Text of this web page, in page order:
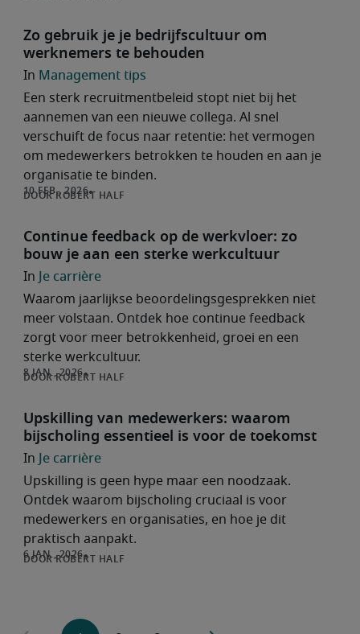
Zo gebruik je je bedrijfscultuur om
werknemers te behouden
Een sterk recruitmentbeleid stopt niet bij het
aannemen van een nieuwe collega. Al snel
verschuift de focus naar retentie: het vermogen
om medewerkers betrokken te houden en aan je
organisatie te binden.
Management tips
ROBERT HALF
Continue feedback op de werkvloer: zo
bouw je aan een sterke werkcultuur
Waarom jaarlijkse beoordelingsgesprekken niet
meer volstaan. Ontdek hoe continue feedback
zorgt voor meer betrokkenheid, groei en een
sterke werkcultuur.
Je carrière
ROBERT HALF
Upskilling van medewerkers: waarom
bijscholing essentieel is voor de toekomst
Upskilling is geen hype maar een noodzaak.
Ontdek waarom bijscholing cruciaal is voor
medewerkers en organisaties, en hoe je dit
praktisch aanpakt.
Je carrière
ROBERT HALF